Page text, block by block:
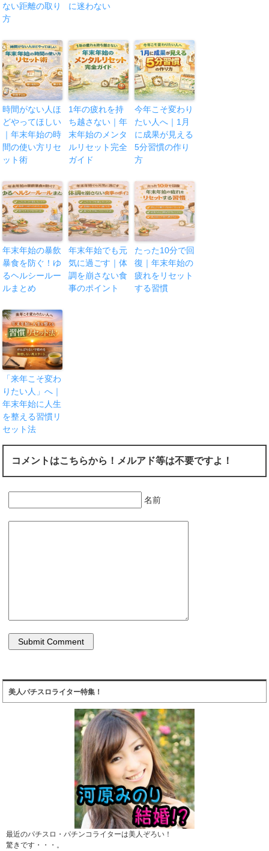
ない距離の取り
方
に迷わない
時間がない人ほ
どやってほしい
｜年末年始の時
間の使い方リセ
ット術
1年の疲れを持
ち越さない｜年
末年始のメンタ
ルリセット完全
ガイド
今年こそ変わり
たい人へ｜1月
に成果が見える
5分習慣の作り
方
年末年始の暴飲
暴食を防ぐ！ゆ
るヘルシールー
ルまとめ
年末年始でも元
気に過ごす｜体
調を崩さない食
事のポイント
たった10分で回
復｜年末年始の
疲れをリセット
する習慣
「来年こそ変わ
りたい人」へ｜
年末年始に人生
を整える習慣リ
セット法
コメントはこちらから！メルアド等は不要ですよ！
名前
美人パチスロライター特集！
最近のパチスロ・パチンコライターは美人ぞろい！
驚きです・・・。